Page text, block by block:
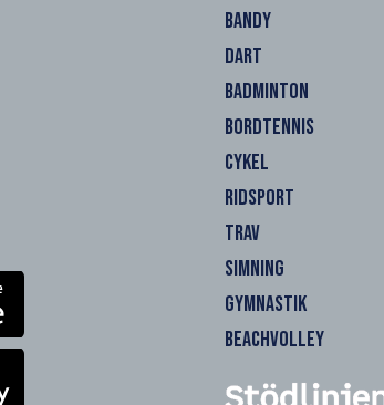
BANDY
DART
BADMINTON
BORDTENNIS
CYKEL
RIDSPORT
TRAV
SIMNING
GYMNASTIK
BEACHVOLLEY